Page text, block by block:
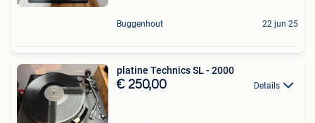
Buggenhout 22 jun 25
platine Technics SL - 2000
€ 250,00 Details